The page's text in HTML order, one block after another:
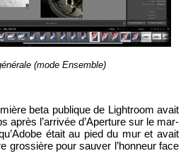
(mode En­semble)
beta pu­blique de Ligh­troom avait
après l’ar­ri­vée d’Aper­ture sur le mar­
était au pied du mur et avait
gros­sière pour sau­ver l’hon­neur face